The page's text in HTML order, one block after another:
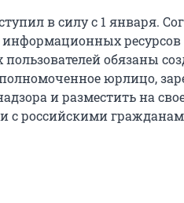
в силу с 1 января.
ресурсов
пользователей обязаны
юрлицо,
и разместить на
с российскими